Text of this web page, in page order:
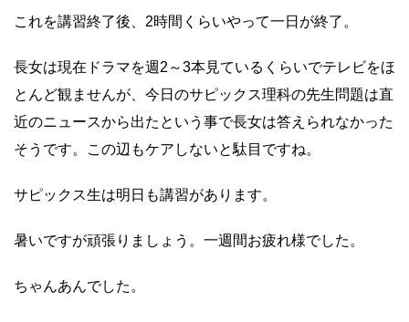
これを講習終了後、2時間くらいやって一日が終了。
長女は現在ドラマを週2～3本見ているくらいでテレビをほ
とんど観ませんが、今日のサピックス理科の先生問題は直
近のニュースから出たという事で長女は答えられなかった
そうです。この辺もケアしないと駄目ですね。
サピックス生は明日も講習があります。
暑いですが頑張りましょう。一週間お疲れ様でした。
ちゃんあんでした。